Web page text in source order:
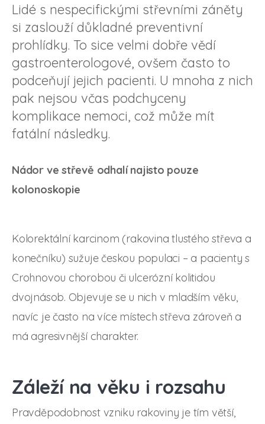
Lidé s nespecifickými střevními záněty
si zaslouží důkladné preventivní
prohlídky. To sice velmi dobře vědí
gastroenterologové, ovšem často to
podceňují jejich pacienti. U mnoha z nich
pak nejsou včas podchyceny
komplikace nemoci, což může mít
fatální následky.
Nádor ve střevě odhalí najisto pouze
kolonoskopie
Kolorektální karcinom (rakovina tlustého střeva a
konečníku) sužuje českou populaci – a pacienty s
Crohnovou chorobou či ulcerózní kolitidou
dvojnásob. Objevuje se u nich v mladším věku,
navíc je často na více místech střeva zároveň a
má agresivnější charakter.
Záleží na věku i rozsahu
Pravděpodobnost vzniku rakoviny je tím větší,